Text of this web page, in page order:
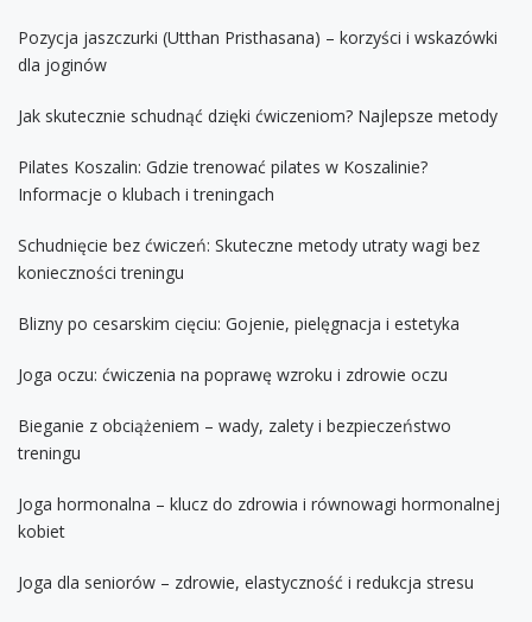
Pozycja jaszczurki (Utthan Pristhasana) – korzyści i wskazówki
dla joginów
Jak skutecznie schudnąć dzięki ćwiczeniom? Najlepsze metody
Pilates Koszalin: Gdzie trenować pilates w Koszalinie?
Informacje o klubach i treningach
Schudnięcie bez ćwiczeń: Skuteczne metody utraty wagi bez
konieczności treningu
Blizny po cesarskim cięciu: Gojenie, pielęgnacja i estetyka
Joga oczu: ćwiczenia na poprawę wzroku i zdrowie oczu
Bieganie z obciążeniem – wady, zalety i bezpieczeństwo
treningu
Joga hormonalna – klucz do zdrowia i równowagi hormonalnej
kobiet
Joga dla seniorów – zdrowie, elastyczność i redukcja stresu